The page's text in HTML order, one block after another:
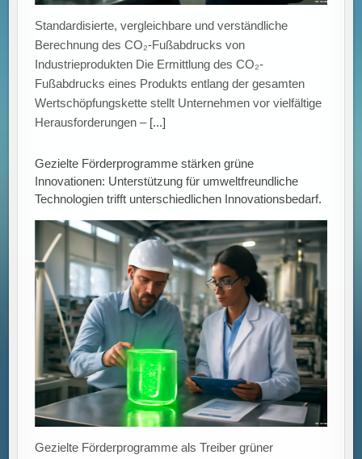
Standardisierte, vergleichbare und verständliche
Berechnung des CO₂-Fußabdrucks von
Industrieprodukten Die Ermittlung des CO₂-
Fußabdrucks eines Produkts entlang der gesamten
Wertschöpfungskette stellt Unternehmen vor vielfältige
Herausforderungen – [...]
Gezielte Förderprogramme stärken grüne
Innovationen: Unterstützung für umweltfreundliche
Technologien trifft unterschiedlichen Innovationsbedarf.
Gezielte Förderprogramme als Treiber grüner